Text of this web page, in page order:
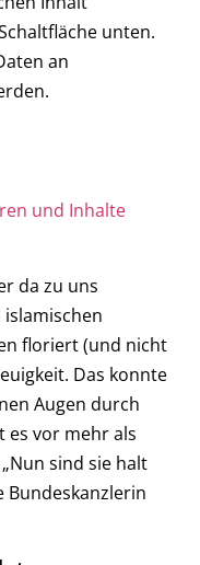
unten.
an
und Inhalte
da zu uns
floriert (und nicht
Das konnte
Augen durch
es vor mehr als
sind sie halt
Bundeskanzlerin